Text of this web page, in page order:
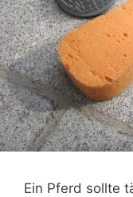
Ein Pferd sollte